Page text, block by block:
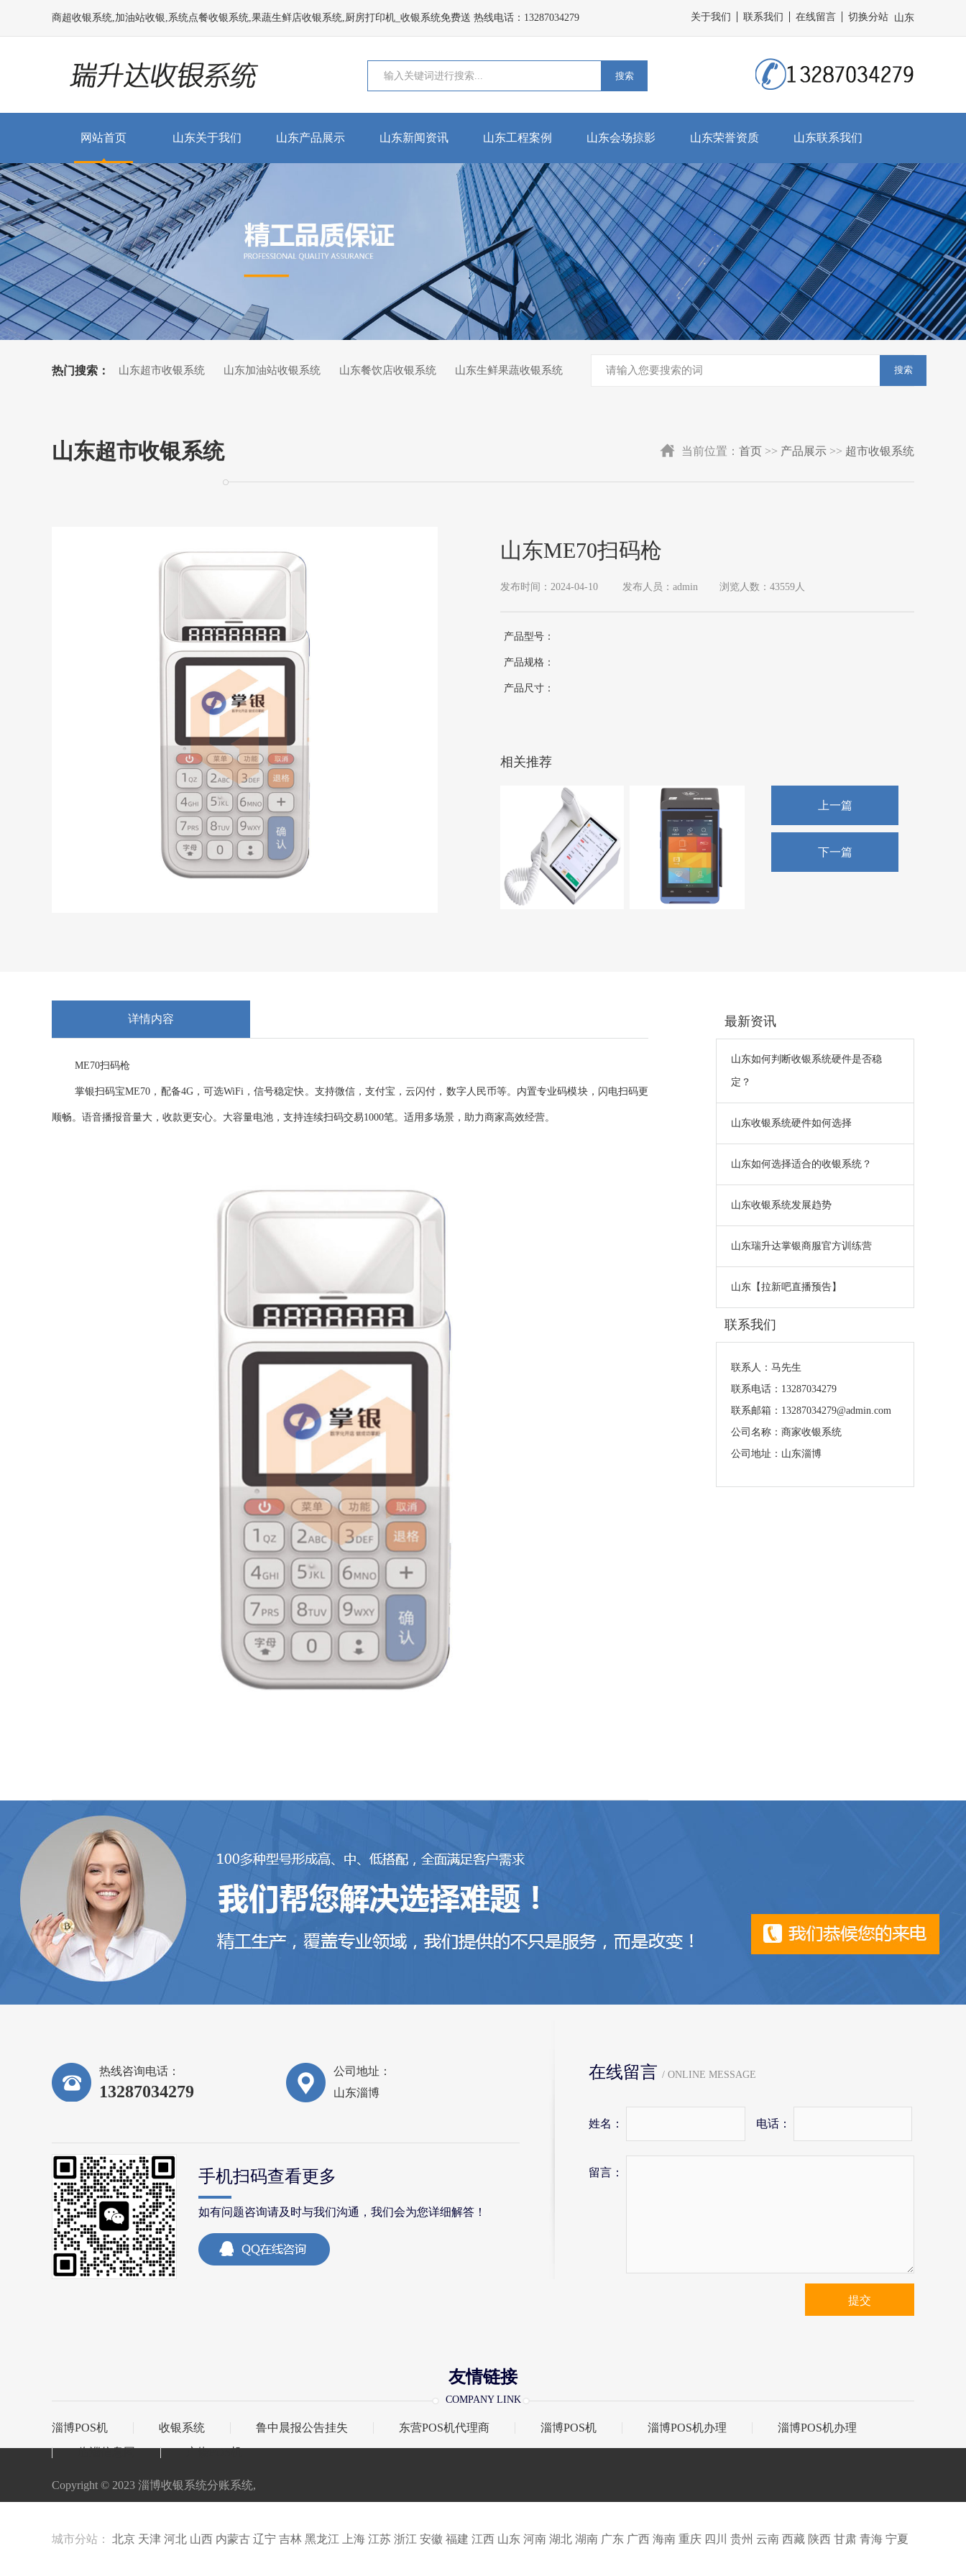
商超收银系统,加油站收银,系统点餐收银系统,果蔬生鲜店收银系统,厨房打印机_收银系统免费送 热线电话：13287034279 关于我们 联系我们 在线留言 山东
切换分站
搜索
网站首页 山东关于我们 山东产品展示 山东新闻资讯 山东工程案例 山东会场掠影 山东荣誉资质 山东联系我们
热门搜索： 山东超市收银系统 山东加油站收银系统 山东餐饮店收银系统 山东生鲜果蔬收银系统 搜索
山东超市收银系统 当前位置： 首页 >> 产品展示 >> 超市收银系统
山东ME70扫码枪
发布时间：2024-04-10 发布人员：admin 浏览人数：43559人
产品型号：
产品规格：
产品尺寸：
相关推荐
上一篇
下一篇
详情内容
ME70扫码枪
掌银扫码宝ME70，配备4G，可选WiFi，信号稳定快。支持微信，支付宝，云闪付，数字人民币等。内置专业码模块，闪电扫码更
顺畅。语音播报音量大，收款更安心。大容量电池，支持连续扫码交易1000笔。适用多场景，助力商家高效经营。
最新资讯
山东如何判断收银系统硬件是否稳
定？
山东收银系统硬件如何选择
山东如何选择适合的收银系统？
山东收银系统发展趋势
山东瑞升达掌银商服官方训练营
山东【拉新吧直播预告】
联系我们
联系人：马先生
联系电话：13287034279
联系邮箱：13287034279@admin.com
公司名称：商家收银系统
公司地址：山东淄博
热线咨询电话：
13287034279
公司地址：
山东淄博
手机扫码查看更多
如有问题咨询请及时与我们沟通，我们会为您详细解答！
在线留言 / ONLINE MESSAGE
姓名： 电话：
留言：
提交
友情链接
COMPANY LINK
淄博POS机 收银系统 鲁中晨报公告挂失 东营POS机代理商 淄博POS机 淄博POS机办理
淄博POS机办理
临淄信息网
广饶POS机
Copyright © 2023 淄博收银系统分账系统,
城市分站： 北京 天津 河北 山西 内蒙古 辽宁 吉林 黑龙江 上海 江苏 浙江 安徽 福建 江西 山东 河南 湖北 湖南 广东 广西 海南 重庆 四川 贵州 云南 西藏 陕西 甘肃 青海 宁夏